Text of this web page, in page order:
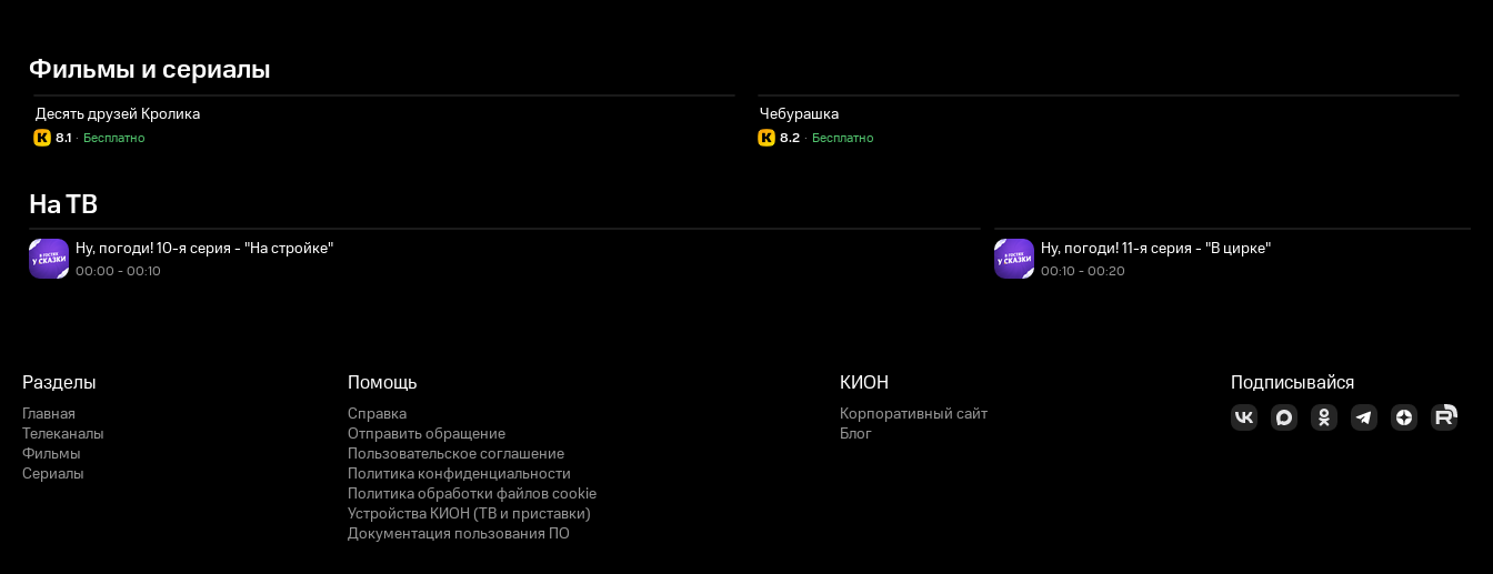
Фильмы и сериалы
Десять друзей Кролика
8.1 Бесплатно
·
Чебурашка
8.2 Бесплатно
·
На ТВ
Ну, погоди! 10-я серия - "На стройке"
00:00 - 00:10
Ну, погоди! 11-я серия - "В цирке"
00:10 - 00:20
Разделы
Главная
Телеканалы
Фильмы
Сериалы
Помощь
Справка
Отправить обращение
Пользовательское соглашение
Политика конфиденциальности
Политика обработки файлов cookie
Устройства КИОН (ТВ и приставки)
Документация пользования ПО
КИОН
Корпоративный сайт
Блог
Подписывайся